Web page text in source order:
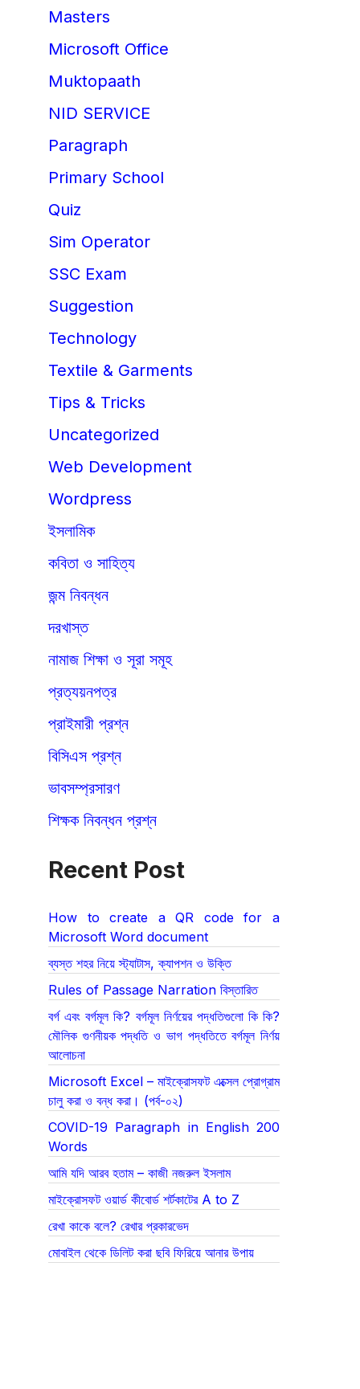
Masters
Microsoft Office
Muktopaath
NID SERVICE
Paragraph
Primary School
Quiz
Sim Operator
SSC Exam
Suggestion
Technology
Textile & Garments
Tips & Tricks
Uncategorized
Web Development
Wordpress
ইসলামিক
কবিতা ও সাহিত্য
জন্ম নিবন্ধন
দরখাস্ত
নামাজ শিক্ষা ও সূরা সমূহ
প্রত্যয়নপত্র
প্রাইমারী প্রশ্ন
বিসিএস প্রশ্ন
ভাবসম্প্রসারণ
শিক্ষক নিবন্ধন প্রশ্ন
Recent Post
How to create a QR code for a
Microsoft Word document
ব্যস্ত শহর নিয়ে স্ট্যাটাস, ক্যাপশন ও উক্তি
Rules of Passage Narration বিস্তারিত
বর্গ এবং বর্গমূল কি? বর্গমূল নির্ণয়ের পদ্ধতিগুলো কি কি?
মৌলিক গুণনীয়ক পদ্ধতি ও ভাগ পদ্ধতিতে বর্গমূল নির্ণয়
আলোচনা
Microsoft Excel – মাইক্রোসফট এক্সেল প্রোগ্রাম
চালু করা ও বন্ধ করা। (পর্ব-০২)
COVID-19 Paragraph in English 200
Words
আমি যদি আরব হতাম – কাজী নজরুল ইসলাম
মাইক্রোসফট ওয়ার্ড কীবোর্ড শর্টকাটের A to Z
রেখা কাকে বলে? রেখার প্রকারভেদ
মোবাইল থেকে ডিলিট করা ছবি ফিরিয়ে আনার উপায়